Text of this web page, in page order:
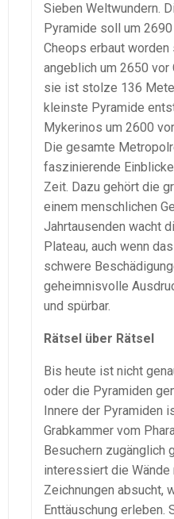
Sieben Weltwundern.
Pyramide soll um
Cheops erbaut worden
angeblich um 2650
sie ist stolze 136
kleinste Pyramide
Mykerinos um 2600
Die gesamte
faszinierende
Zeit. Dazu gehört die
einem menschlichen
Jahrtausenden wacht
Plateau, auch wenn
schwere
geheimnisvolle
und spürbar.
Rätsel über Rätsel
Bis heute ist nicht
oder die Pyramiden
Innere der Pyramiden
Grabkammer vom
Besuchern zugänglich
interessiert die
Zeichnungen absucht,
Enttäuschung erleben.